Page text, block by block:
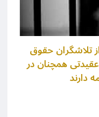
تلاشگران حقوق
همچنان در
دارند